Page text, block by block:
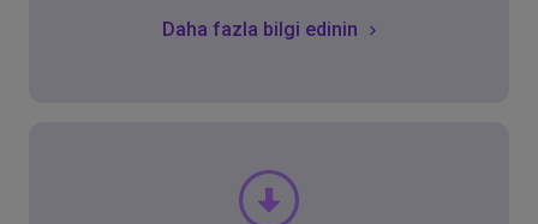
Daha fazla bilgi edinin